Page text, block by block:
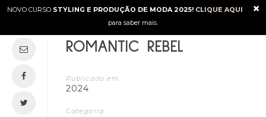
×
NOVO CURSO STYLING E PRODUÇÃO DE MODA 2025! CLIQUE AQUI
para saber mais.
ROMANTIC REBEL
Publicado em
2024
Categoria